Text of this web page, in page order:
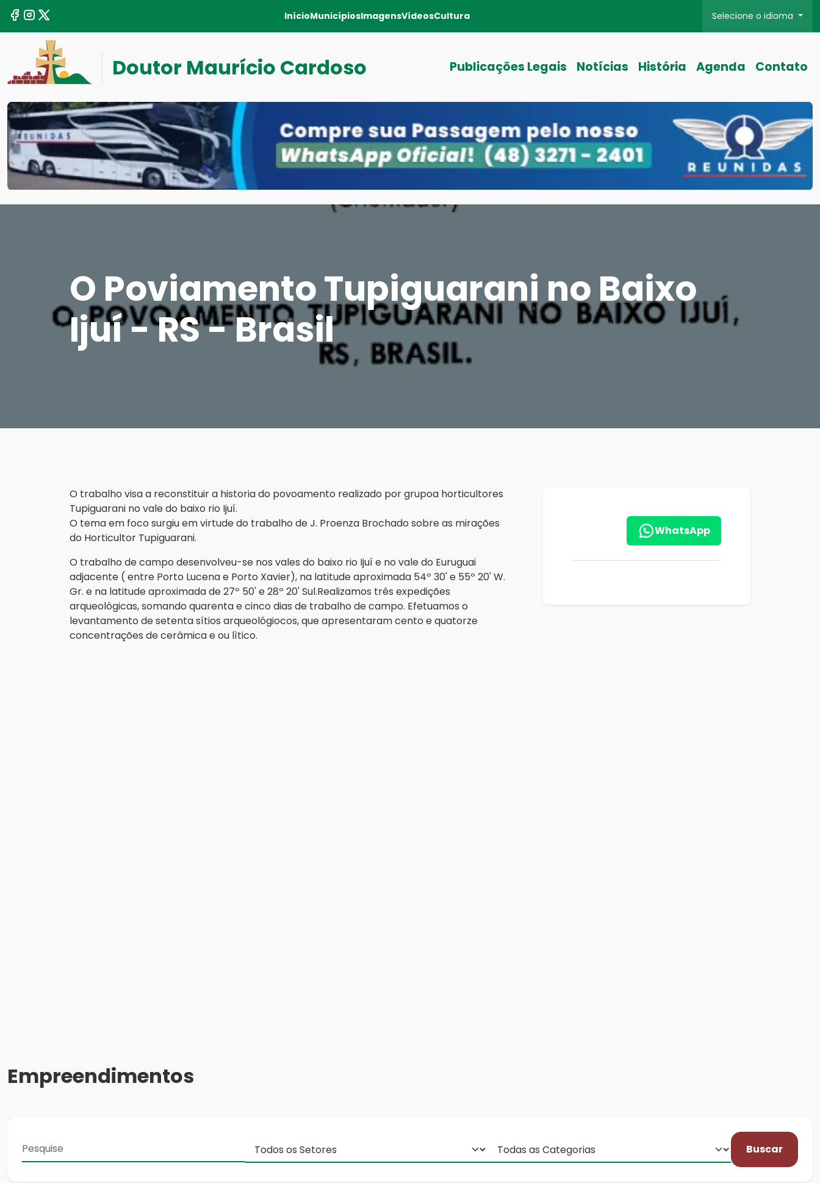
InícioMunicípiosImagensVídeosCultura Selecione o idioma
Doutor Maurício Cardoso Publicações Legais Notícias História Agenda Contato
O Poviamento Tupiguarani no Baixo
Ijuí - RS - Brasil
O trabalho visa a reconstituir a historia do povoamento realizado por grupoa horticultores
Tupiguarani no vale do baixo rio Ijuí.
O tema em foco surgiu em virtude do trabalho de J. Proenza Brochado sobre as mirações
do Horticultor Tupiguarani.
O trabalho de campo desenvolveu-se nos vales do baixo rio Ijuí e no vale do Euruguai
adjacente ( entre Porto Lucena e Porto Xavier), na latitude aproximada 54º 30' e 55º 20' W.
Gr. e na latitude aproximada de 27º 50' e 28º 20' Sul.Realizamos três expedições
arqueológicas, somando quarenta e cinco dias de trabalho de campo. Efetuamos o
levantamento de setenta sítios arqueológiocos, que apresentaram cento e quatorze
concentrações de cerâmica e ou lìtico.
WhatsApp
Empreendimentos
Buscar